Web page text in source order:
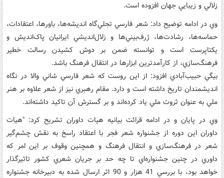
زلالي و زيبايي جهان افزوده است.
وي در ادامه توضيح داد: شعر فارسي تجلي‌گاه انديشه‌ها، باورها، اعتقادات،
حماسه‌ها، رشادت‌ها، ژرف‌بيني‌ها و زلال‌انديشي ايرانيان پاک‌انديش و
يکتاپرست است و توانسته ضمن بر دوش کشيدن رسالت خطير
فرهنگ‌سازي، از کارآمدترين ابزارها در انتقال فرهنگ باشد.
بيگي حبيب‌آبادي افزود: از اين روست که شعر فارسي شاني والا در نگاه
انديشمندان تاريخ داشته است و دارد. مقام رهبري نيز از شعر علاوه بر هنر
ملي به عنوان ثروت ملي ياد کرده‌اند و بر گسترش آن تاکيد داشته‌اند.
وي در پايان و در ادامه قرائت بيانيه هيات داوران تشريح کرد: "هيات
داوران اين دوره از جشنواره شعر فجر با اعتقاد راسخ به نقش چشم‌گير
شعر در فرهنگ‌سازي و انتقال فرهنگ‌ و همچنين وقوف بر اين امر که
داوري در چنين جشنواره‌اي تا چه حد بر جريان شعري کشور تاثيرگذار
خواهد بود، با بررسي 41 هزار و 90 اثر ارسال شده به دبيرخانه جشنواره